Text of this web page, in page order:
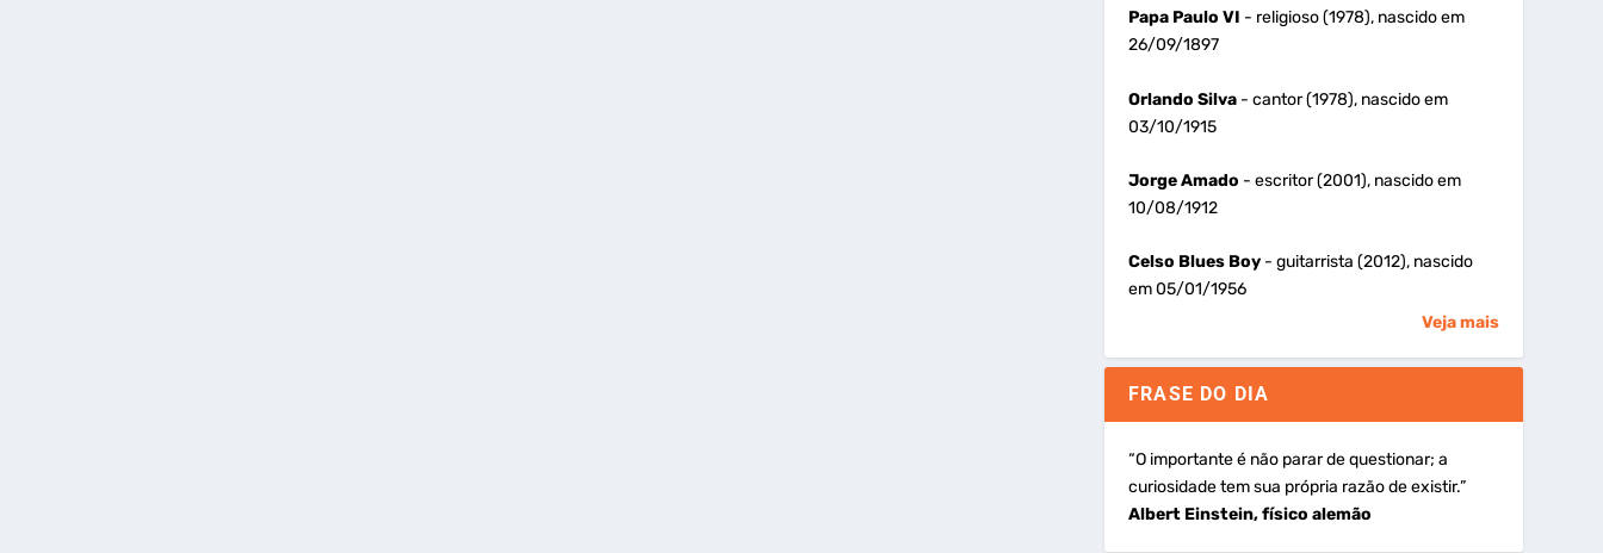
Papa Paulo VI - religioso (1978), nascido em
26/09/1897
Orlando Silva- cantor (1978), nascido em
03/10/1915
Jorge Amado - escritor (2001), nascido em
10/08/1912
Celso Blues Boy- guitarrista (2012), nascido
em 05/01/1956
Veja mais
FRASE DO DIA
“O importante é não parar de questionar; a
curiosidade tem sua própria razão de existir.”
Albert Einstein, físico alemão